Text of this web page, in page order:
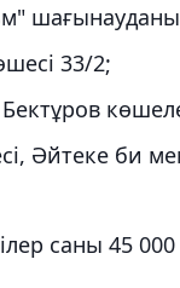
33/2;
Әйтеке би
саны 45